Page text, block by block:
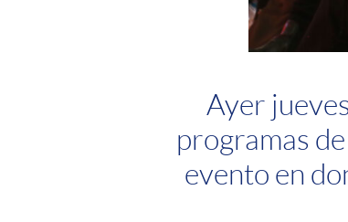
Ayer
programas
evento en